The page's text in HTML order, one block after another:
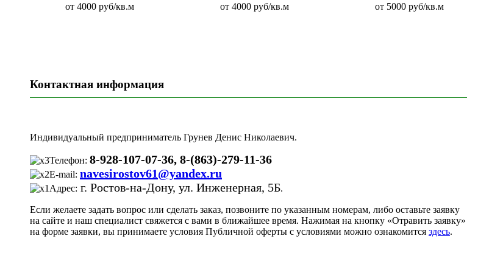
от 4000 руб/кв.м
от 4000 руб/кв.м
от 5000 руб/кв.м
Контактная информация
Индивидуальный предприниматель Грунев Денис Николаевич.
Телефон: 8-928-107-07-36, 8-(863)-279-11-36
E-mail: navesirostov61@yandex.ru
Адрес: г. Ростов-на-Дону, ул. Инженерная, 5Б.
Если желаете задать вопрос или сделать заказ, позвоните по указанным номерам, либо оставьте заявку
на сайте и наш специалист свяжется с вами в ближайшее время. Нажимая на кнопку «Отравить заявку»
на форме заявки, вы принимаете условия Публичной оферты с условиями можно ознакомится здесь.